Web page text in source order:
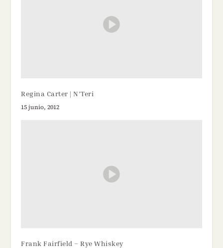
Regina Carter | N’Teri
15 junio, 2012
Frank Fairfield – Rye Whiskey